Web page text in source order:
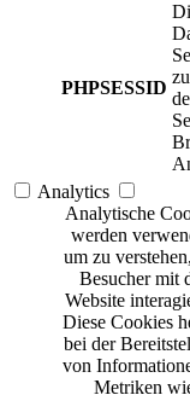
PHPSESSID
Analytics
Analytische
werden
um zu
Besucher mit
Website
Diese Cookies
bei der
von
Metriken